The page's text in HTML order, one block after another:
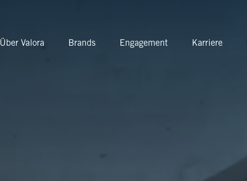
Über Valora Brands Engagement Karriere